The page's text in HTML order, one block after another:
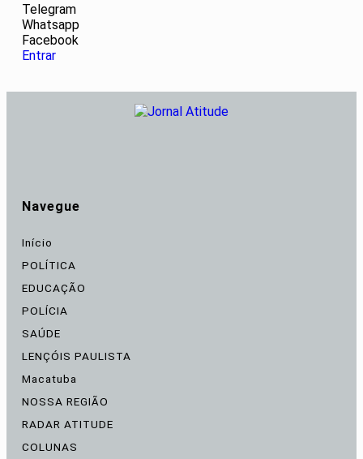
Telegram
Whatsapp
Facebook
Entrar
Navegue
Início
POLÍTICA
EDUCAÇÃO
POLÍCIA
SAÚDE
LENÇÓIS PAULISTA
Macatuba
NOSSA REGIÃO
RADAR ATITUDE
COLUNAS